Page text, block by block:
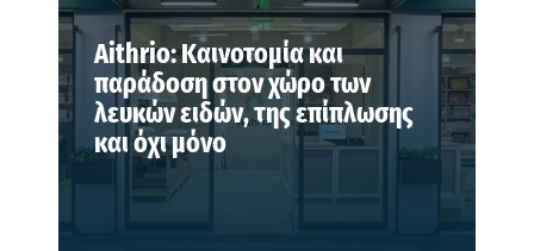
Aithrio: Καινοτομία και
παράδοση στον χώρο των
λευκών ειδών, της επίπλωσης
και όχι μόνο